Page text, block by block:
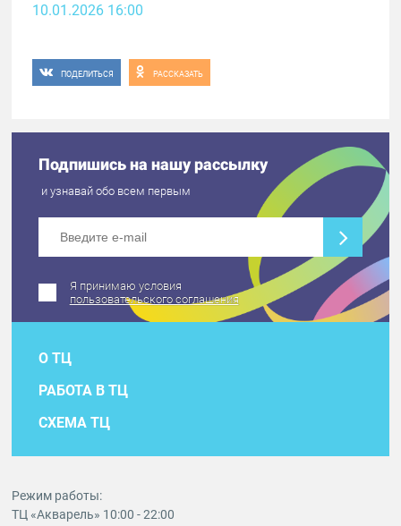
10.01.2026 16:00
ПОДЕЛИТЬСЯ РАССКАЗАТЬ
Подпишись на нашу рассылку
и узнавай обо всем первым
Я принимаю условия
пользовательского соглашения
О ТЦ
РАБОТА В ТЦ
СХЕМА ТЦ
Режим работы:
ТЦ «Акварель» 10:00 - 22:00